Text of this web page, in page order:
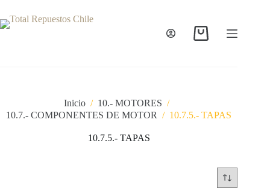
Inicio / 10.- MOTORES /
10.7.- COMPONENTES DE MOTOR / 10.7.5.- TAPAS
10.7.5.- TAPAS